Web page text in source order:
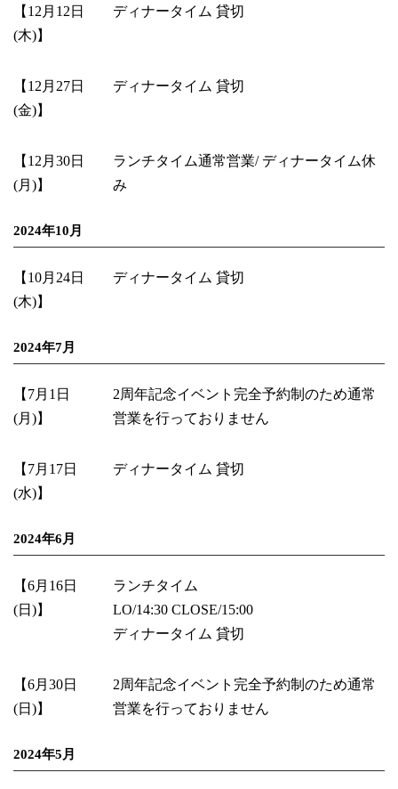
【12月12日
(木)】
ディナータイム 貸切
【12月27日
(金)】
ディナータイム 貸切
【12月30日
(月)】
ランチタイム通常営業/ ディナータイム休
み
2024年10月
【10月24日
(木)】
ディナータイム 貸切
2024年7月
【7月1日
(月)】
2周年記念イベント完全予約制のため通常
営業を行っておりません
【7月17日
(水)】
ディナータイム 貸切
2024年6月
【6月16日
(日)】
ランチタイム
LO/14:30 CLOSE/15:00
ディナータイム 貸切
【6月30日
(日)】
2周年記念イベント完全予約制のため通常
営業を行っておりません
2024年5月